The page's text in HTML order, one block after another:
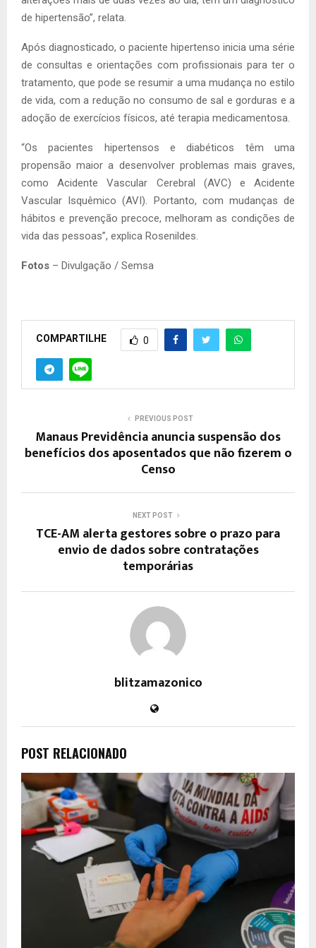
de hipertensão”, relata.
Após diagnosticado, o paciente hipertenso inicia uma série
de consultas e orientações com profissionais para ter o
tratamento, que pode se resumir a uma mudança no estilo
de vida, com a redução no consumo de sal e gorduras e a
adoção de exercícios físicos, até terapia medicamentosa.
“Os pacientes hipertensos e diabéticos têm uma
propensão maior a desenvolver problemas mais graves,
como Acidente Vascular Cerebral (AVC) e Acidente
Vascular Isquêmico (AVI). Portanto, com mudanças de
hábitos e prevenção precoce, melhoram as condições de
vida das pessoas”, explica Rosenildes.
Fotos – Divulgação / Semsa
COMPARTILHE 0
PREVIOUS POST
Manaus Previdência anuncia suspensão dos
benefícios dos aposentados que não fizerem o
Censo
NEXT POST
TCE-AM alerta gestores sobre o prazo para
envio de dados sobre contratações
temporárias
blitzamazonico
POST RELACIONADO